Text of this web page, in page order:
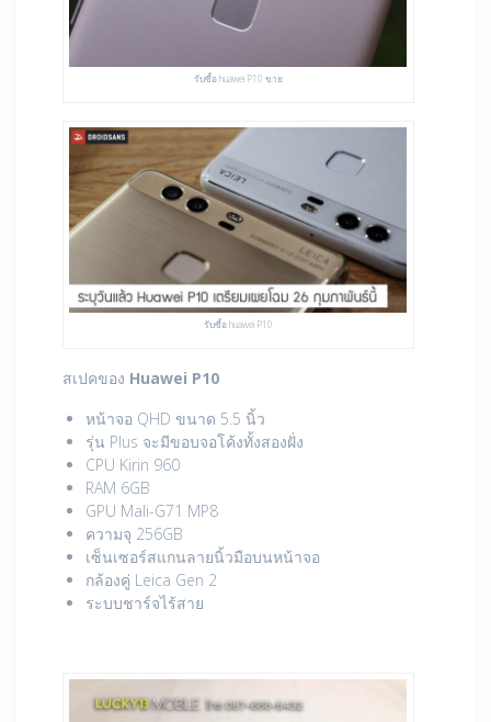
รับซื้อ huawei P10 ขาย
รับซื้อ huawei P10
สเปคของ Huawei P10
หน้าจอ QHD ขนาด 5.5 นิ้ว
รุ่น Plus จะมีขอบจอโค้งทั้งสองฝั่ง
CPU Kirin 960
RAM 6GB
GPU Mali-G71 MP8
ความจุ 256GB
เซ็นเซอร์สแกนลายนิ้วมือบนหน้าจอ
กล้องคู่ Leica Gen 2
ระบบชาร์จไร้สาย